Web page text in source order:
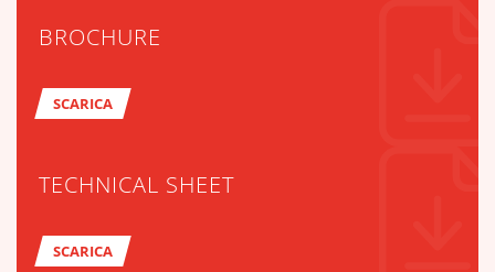
BROCHURE
SCARICA
TECHNICAL SHEET
SCARICA